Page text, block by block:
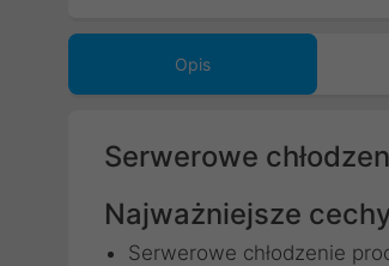
Opis
Serwerowe
Najważniejsze
Serwerowe chłodzenie